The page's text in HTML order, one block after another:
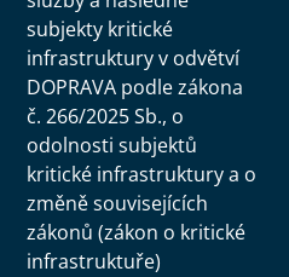
subjekty kritické
infrastruktury v odvětví
DOPRAVA podle zákona
č. 266/2025 Sb., o
odolnosti subjektů
kritické infrastruktury a o
změně souvisejících
zákonů (zákon o kritické
infrastruktuře)